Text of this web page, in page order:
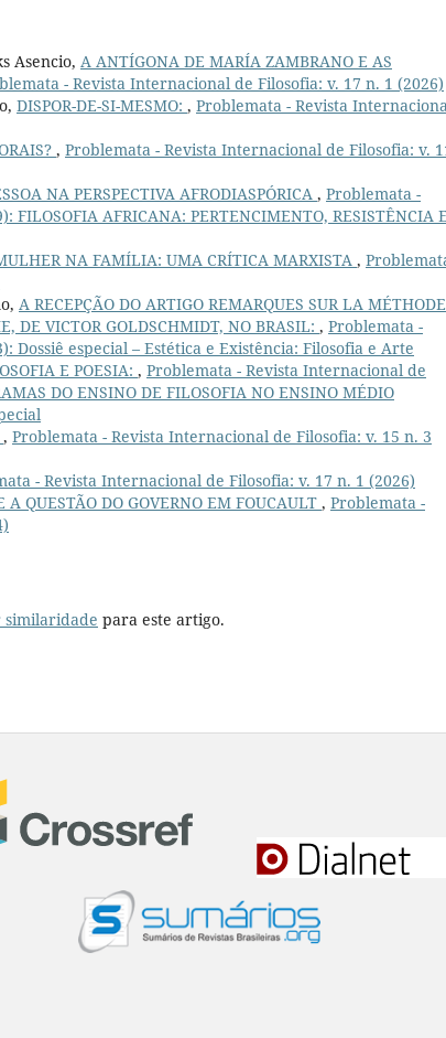
Asencio, A ANTÍGONA DE MARÍA ZAMBRANO E AS
- Revista Internacional de Filosofia: v. 17 n. 1 (2026)
DISPOR-DE-SI-MESMO: , Problemata - Revista
, Problemata - Revista Internacional de Filosofia: v.
NA PERSPECTIVA AFRODIASPÓRICA , Problemata -
AFRICANA: PERTENCIMENTO, RESISTÊNCIA
NA FAMÍLIA: UMA CRÍTICA MARXISTA ,
A RECEPÇÃO DO ARTIGO REMARQUES SUR LA MÉTHODE
DE VICTOR GOLDSCHMIDT, NO BRASIL: , Problemata -
Dossiê especial – Estética e Existência: Filosofia e Arte
E POESIA: , Problemata - Revista Internacional de
DO ENSINO DE FILOSOFIA NO ENSINO MÉDIO
, Problemata - Revista Internacional de Filosofia: v. 15 n. 3
- Revista Internacional de Filosofia: v. 17 n. 1 (2026)
QUESTÃO DO GOVERNO EM FOUCAULT , Problemata -
similaridade para este artigo.